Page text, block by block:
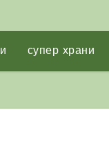
супер храни